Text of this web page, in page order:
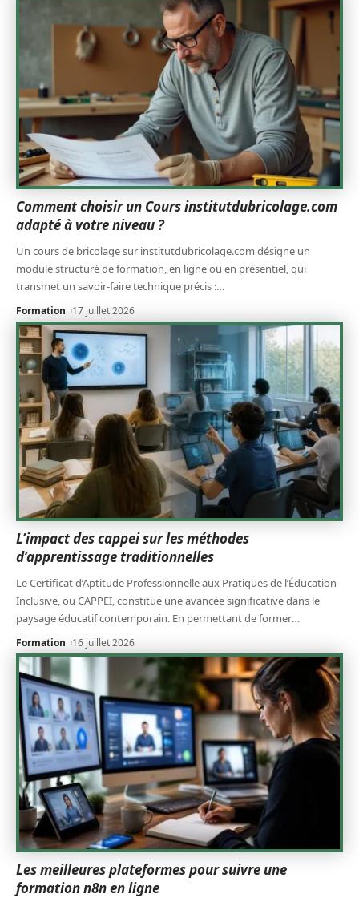
Comment choisir un Cours institutdubricolage.com
adapté à votre niveau ?
Un cours de bricolage sur institutdubricolage.com désigne un
module structuré de formation, en ligne ou en présentiel, qui
transmet un savoir-faire technique précis :…
Formation 17 juillet 2026
L’impact des cappei sur les méthodes
d’apprentissage traditionnelles
Le Certificat d’Aptitude Professionnelle aux Pratiques de l’Éducation
Inclusive, ou CAPPEI, constitue une avancée significative dans le
paysage éducatif contemporain. En permettant de former…
Formation 16 juillet 2026
Les meilleures plateformes pour suivre une
formation n8n en ligne